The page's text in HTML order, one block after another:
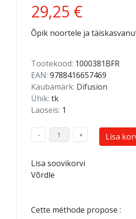
29,25 €
Õpik noortele ja
Tootekood: 1000381BFR
EAN: 9788416657469
Kaubamärk: Difusion
Ühik: tk
Laoseis: 1
Lisa
Lisa soovikorvi
Võrdle
Cette méthode propose :